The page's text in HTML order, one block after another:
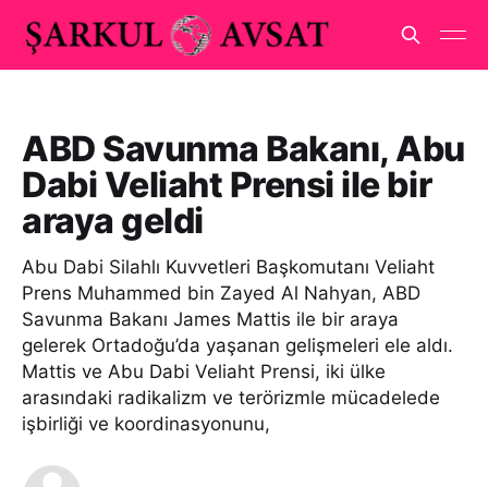
ABD Savunma Bakanı, Abu
Dabi Veliaht Prensi ile bir
araya geldi
Abu Dabi Silahlı Kuvvetleri Başkomutanı Veliaht
Prens Muhammed bin Zayed Al Nahyan, ABD
Savunma Bakanı James Mattis ile bir araya
gelerek Ortadoğu’da yaşanan gelişmeleri ele aldı.
Mattis ve Abu Dabi Veliaht Prensi, iki ülke
arasındaki radikalizm ve terörizmle mücadelede
işbirliği ve koordinasyonunu,